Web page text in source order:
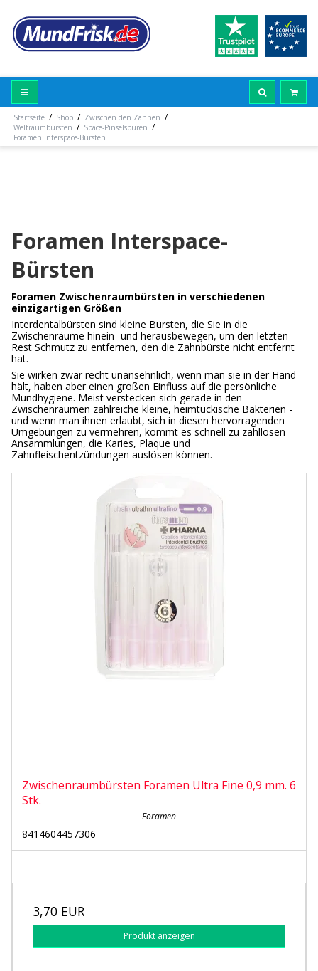
Startseite / Shop / Zwischen den Zähnen /
Weltraumbürsten / Space-Pinselspuren /
Foramen Interspace-Bürsten
Foramen Interspace-
Bürsten
Foramen Zwischenraumbürsten in verschiedenen
einzigartigen Größen
Interdentalbürsten sind kleine Bürsten, die Sie in die
Zwischenräume hinein- und herausbewegen, um den letzten
Rest Schmutz zu entfernen, den die Zahnbürste nicht entfernt
hat.
Sie wirken zwar recht unansehnlich, wenn man sie in der Hand
hält, haben aber einen großen Einfluss auf die persönliche
Mundhygiene. Meist verstecken sich gerade in den
Zwischenräumen zahlreiche kleine, heimtückische Bakterien -
und wenn man ihnen erlaubt, sich in diesen hervorragenden
Umgebungen zu vermehren, kommt es schnell zu zahllosen
Ansammlungen, die Karies, Plaque und
Zahnfleischentzündungen auslösen können.
Zwischenraumbürsten Foramen Ultra Fine 0,9 mm. 6
Stk.
Foramen
8414604457306
3,70 EUR
Produkt anzeigen